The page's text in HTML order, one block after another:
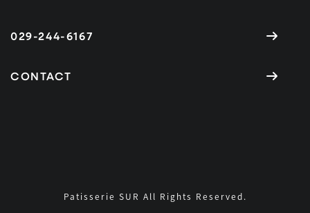
029-244-6167
CONTACT
Patisserie SUR All Rights Reserved.